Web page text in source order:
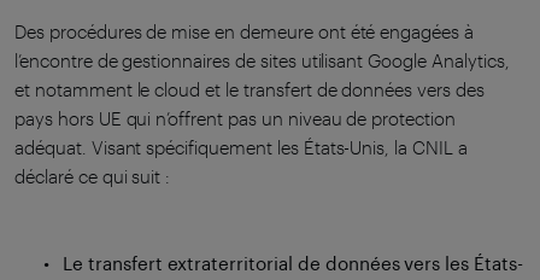
Des procédures de mise en demeure ont été engagées à
l’encontre de gestionnaires de sites utilisant Google Analytics,
et notamment le cloud et le transfert de données vers des
pays hors UE qui n’offrent pas un niveau de protection
adéquat. Visant spécifiquement les États-Unis, la CNIL a
déclaré ce qui suit :
Le transfert extraterritorial de données vers les États-